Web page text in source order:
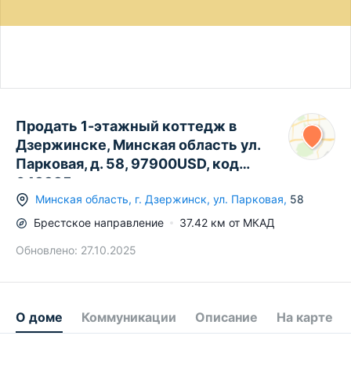
Продать 1-этажный коттедж в
Дзержинске, Минская область ул.
Парковая, д. 58, 97900USD, код
648385
Минская область, г. Дзержинск, ул. Парковая, 58
Брестское направление 37.42 км от МКАД
Обновлено: 27.10.2025
О доме Коммуникации Описание На карте